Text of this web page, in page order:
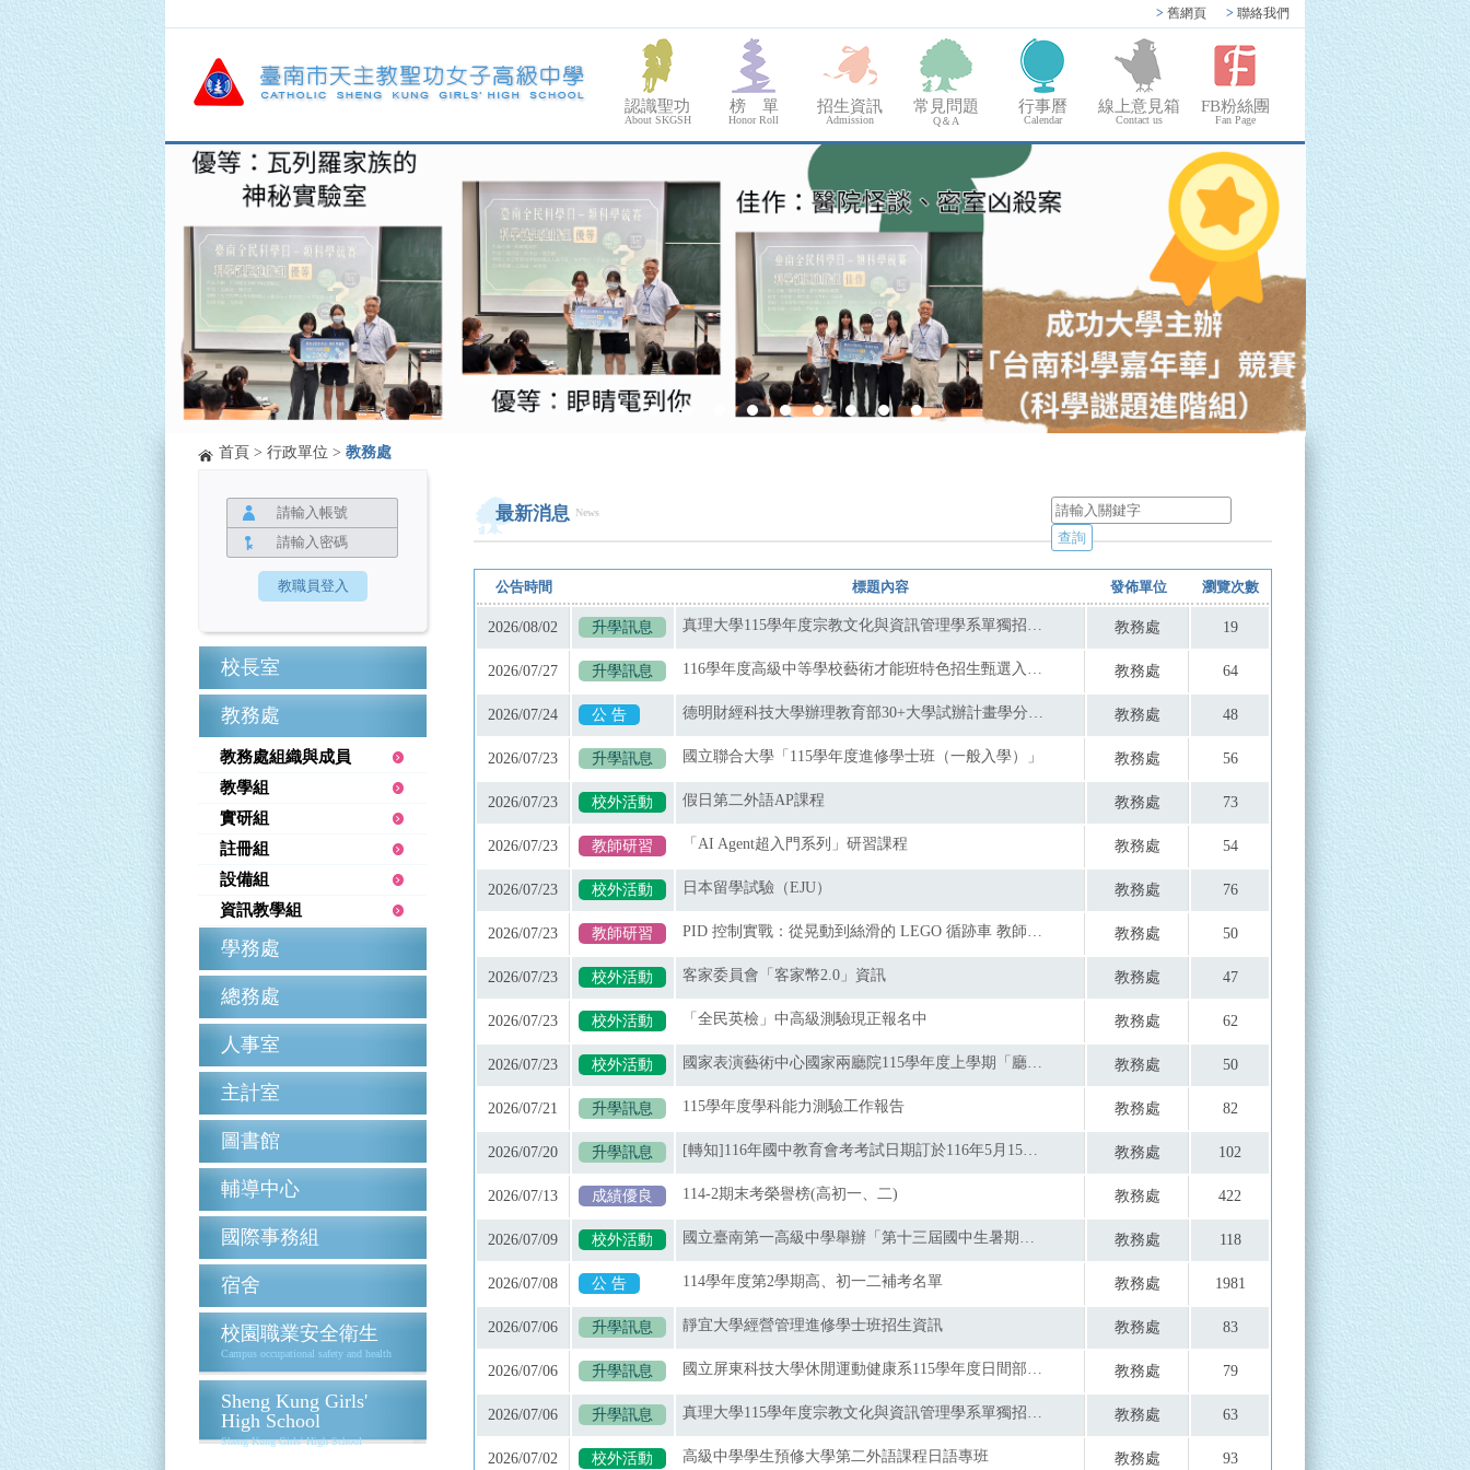
> 舊網頁 > 聯絡我們
認識聖功
About SKGSH
榜 單
Honor Roll
招生資訊
Admission
常見問題
Q＆A
行事曆
Calendar
線上意見箱
Contact us
FB粉絲團
Fan Page
首頁 > 行政單位 > 教務處
校長室
教務處
教務處組織與成員
教學組
實研組
註冊組
設備組
資訊教學組
學務處
總務處
人事室
主計室
圖書館
輔導中心
國際事務組
宿舍
校園職業安全衛生
Campus occupational safety and health
Sheng Kung Girls'
High School
Sheng Kung Girls' High School
最新消息 News
公告時間 標題內容 發佈單位 瀏覽次數
2026/08/02 升學訊息 真理大學115學年度宗教文化與資訊管理學系單獨招生訊息 教務處 19
2026/07/27 升學訊息 116學年度高級中等學校藝術才能班特色招生甄選入學部分招生學校調整國中教育會考錄取門檻相關資訊 教務處 64
2026/07/24 公 告 德明財經科技大學辦理教育部30+大學試辦計畫學分學程招生說明會資訊 教務處 48
2026/07/23 升學訊息 國立聯合大學「115學年度進修學士班（一般入學）」 教務處 56
2026/07/23 校外活動 假日第二外語AP課程 教務處 73
2026/07/23 教師研習 「AI Agent超入門系列」研習課程 教務處 54
2026/07/23 校外活動 日本留學試驗（EJU） 教務處 76
2026/07/23 教師研習 PID 控制實戰：從晃動到絲滑的 LEGO 循跡車 教師研習營 教務處 50
2026/07/23 校外活動 客家委員會「客家幣2.0」資訊 教務處 47
2026/07/23 校外活動 「全民英檢」中高級測驗現正報名中 教務處 62
2026/07/23 校外活動 國家表演藝術中心國家兩廳院115學年度上學期「廳院學計畫」—「職人大講堂」及「一日體驗課程」 教務處 50
2026/07/21 升學訊息 115學年度學科能力測驗工作報告 教務處 82
2026/07/20 升學訊息 [轉知]116年國中教育會考考試日期訂於116年5月15日(星期六)、5月16日(星期日)辦理 教務處 102
2026/07/13 成績優良 114-2期末考榮譽榜(高初一、二) 教務處 422
2026/07/09 校外活動 國立臺南第一高級中學舉辦「第十三屆國中生暑期程式設計營」活動相關事宜 教務處 118
2026/07/08 公 告 114學年度第2學期高、初一二補考名單 教務處 1981
2026/07/06 升學訊息 靜宜大學經營管理進修學士班招生資訊 教務處 83
2026/07/06 升學訊息 國立屏東科技大學休閒運動健康系115學年度日間部聯合登記分發及進修部四技獨立招生資訊 教務處 79
2026/07/06 升學訊息 真理大學115學年度宗教文化與資訊管理學系單獨招生訊息 教務處 63
2026/07/02 校外活動 高級中學學生預修大學第二外語課程日語專班 教務處 93